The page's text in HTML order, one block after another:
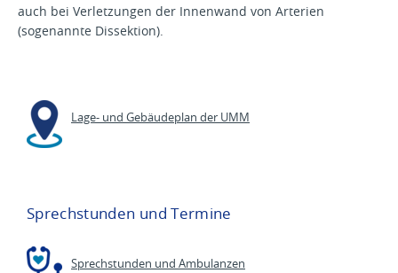
auch bei Verletzungen der Innenwand von Arterien
(sogenannte Dissektion).
Lage- und Gebäudeplan der UMM
Sprechstunden und Termine
Sprechstunden und Ambulanzen